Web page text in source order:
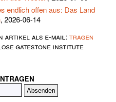
endlich offen aus: Das Land
, 2026-06-14
artikel als e-mail: tragen
gatestone institute